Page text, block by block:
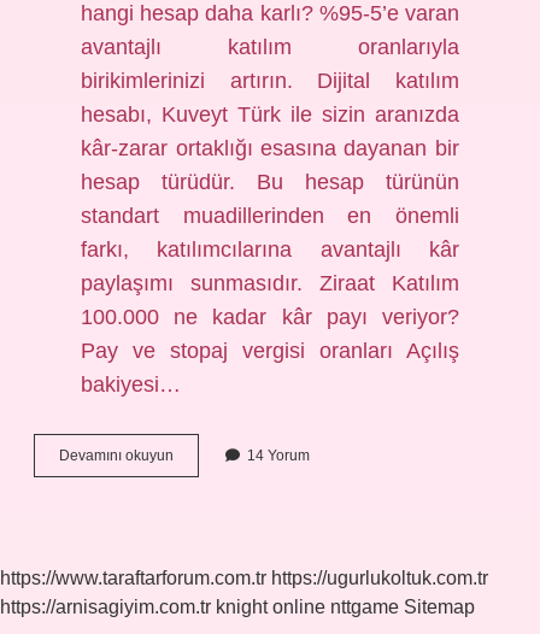
hangi hesap daha karlı? %95-5’e varan
avantajlı katılım oranlarıyla
birikimlerinizi artırın. Dijital katılım
hesabı, Kuveyt Türk ile sizin aranızda
kâr-zarar ortaklığı esasına dayanan bir
hesap türüdür. Bu hesap türünün
standart muadillerinden en önemli
farkı, katılımcılarına avantajlı kâr
paylaşımı sunmasıdır. Ziraat Katılım
100.000 ne kadar kâr payı veriyor?
Pay ve stopaj vergisi oranları Açılış
bakiyesi…
Devamını okuyun
Türk
14 Yorum
https://www.taraftarforum.com.tr https://ugurlukoltuk.com.tr
https://arnisagiyim.com.tr knight online nttgame Sitemap